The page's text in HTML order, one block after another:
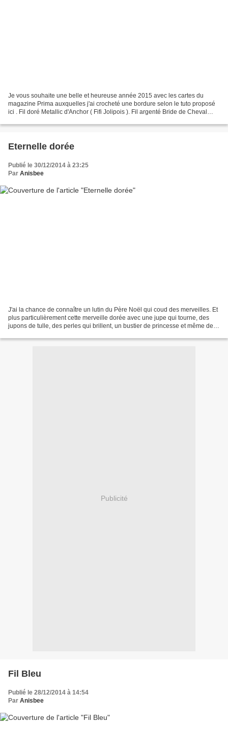
Je vous souhaite une belle et heureuse année 2015 avec les cartes du
magazine Prima auxquelles j'ai crocheté une bordure selon le tuto proposé
ici . Fil doré Metallic d'Anchor ( Fifi Jolipois ). Fil argenté Bride de Cheval
Eternelle dorée
Publié le 30/12/2014 à 23:25
Par Anisbee
J'ai la chance de connaître un lutin du Père Noël qui coud des merveilles. Et
plus particulièrement cette merveille dorée avec une jupe qui tourne, des
jupons de tulle, des perles qui brillent, un bustier de princesse et même des
Publicité
Fil Bleu
Publié le 28/12/2014 à 14:54
Par Anisbee